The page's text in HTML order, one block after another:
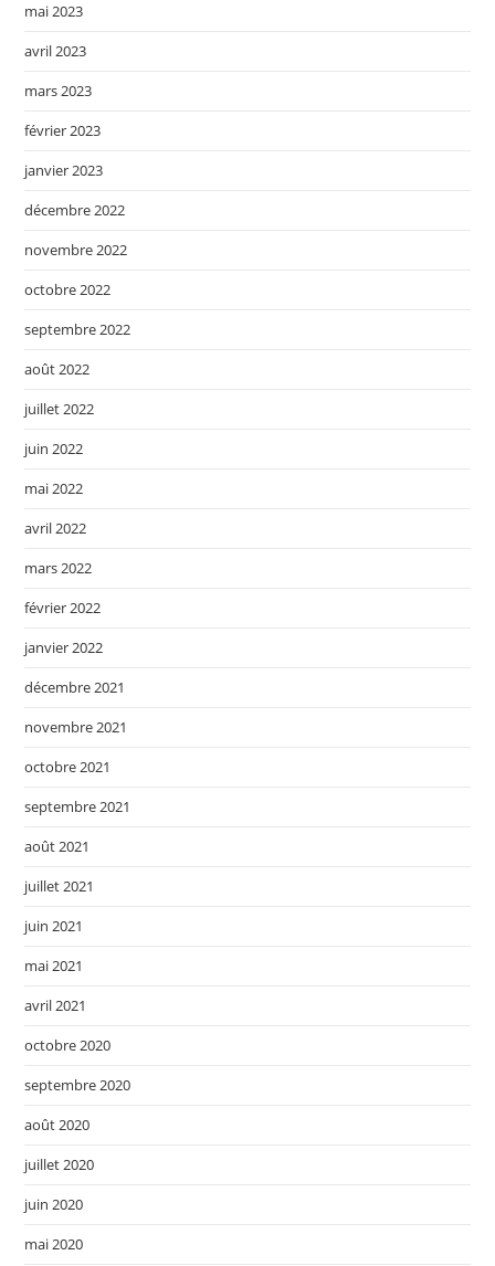
mai 2023
avril 2023
mars 2023
février 2023
janvier 2023
décembre 2022
novembre 2022
octobre 2022
septembre 2022
août 2022
juillet 2022
juin 2022
mai 2022
avril 2022
mars 2022
février 2022
janvier 2022
décembre 2021
novembre 2021
octobre 2021
septembre 2021
août 2021
juillet 2021
juin 2021
mai 2021
avril 2021
octobre 2020
septembre 2020
août 2020
juillet 2020
juin 2020
mai 2020